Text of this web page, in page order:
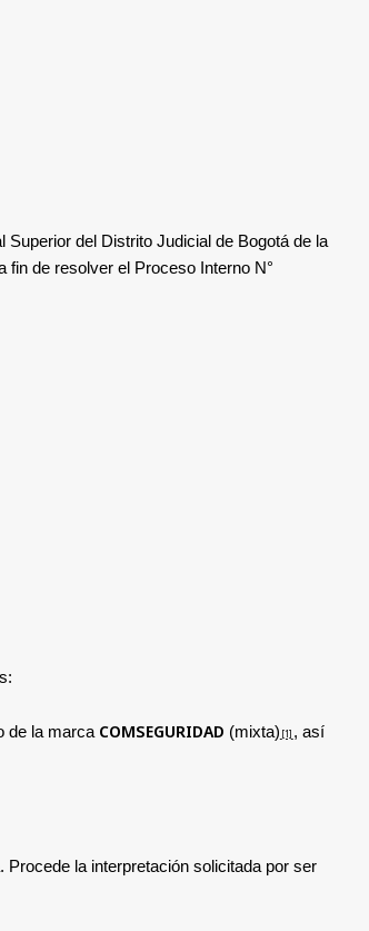
Superior del Distrito Judicial de Bogotá de la
fin de resolver el Proceso Interno N°
de la marca COMSEGURIDAD (mixta) [1] , así
Procede la interpretación solicitada por ser